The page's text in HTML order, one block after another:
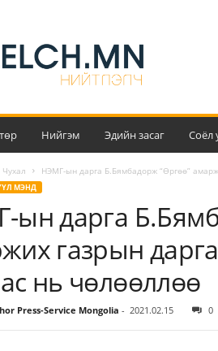
Нийгэм Эдийн засаг Соёл
Чухал НЭМГ-ын дарга Б.Бямбадорж “Өргөө”
МЭНД
ын дарга
газрын
нь чөлөөллөө
Press-Service Mongolia - 2021.02.15 0